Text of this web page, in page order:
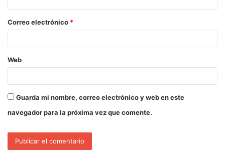
Correo electrónico *
Web
Guarda mi nombre, correo electrónico y web en este
navegador para la próxima vez que comente.